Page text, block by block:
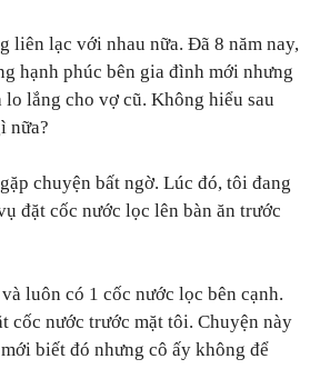
liên lạc với nhau nữa. Đã 8 năm nay,
hạnh phúc bên gia đình mới nhưng
lắng cho vợ cũ. Không hiểu sau
nữa?
chuyện bất ngờ. Lúc đó, tôi đang
đặt cốc nước lọc lên bàn ăn trước
luôn có 1 cốc nước lọc bên cạnh.
cốc nước trước mặt tôi. Chuyện này
biết đó nhưng cô ấy không để